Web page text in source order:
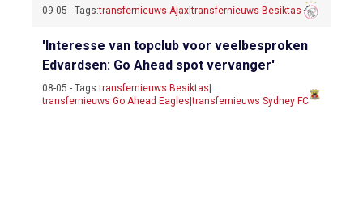
09-05 - Tags:transfernieuws Ajax|transfernieuws Besiktas
'Interesse van topclub voor veelbesproken
Edvardsen: Go Ahead spot vervanger'
08-05 - Tags:transfernieuws Besiktas
transfernieuws Go Ahead Eagles |transfernieuws Sydney FC